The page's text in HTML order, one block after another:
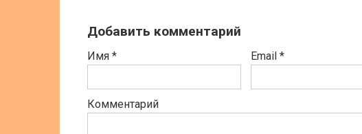
Добавить комментарий
Имя * Email *
Комментарий